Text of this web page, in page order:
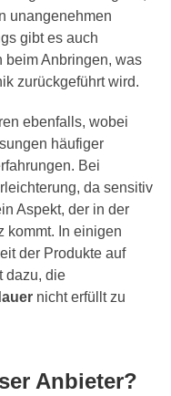
unangenehmen
gibt es auch
beim Anbringen, was
zurückgeführt wird.
ebenfalls, wobei
häufiger
Bei
da sensitiv
Aspekt, der in der
kommt. In einigen
der Produkte auf
dazu, die
nicht erfüllt zu
Anbieter?